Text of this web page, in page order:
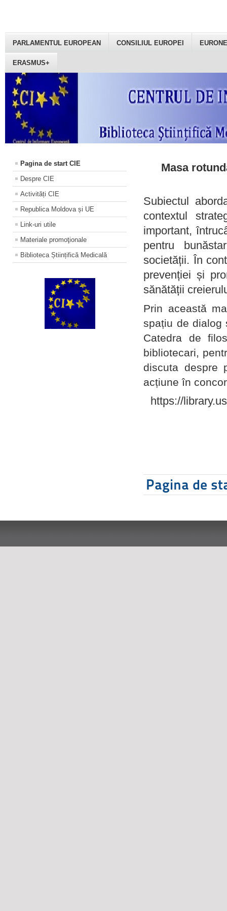
PARLAMENTUL EUROPEAN CONSILIUL EUROPEI
ERASMUS+
Pagina de start CIE
Despre CIE
Activități CIE
Republica Moldova și UE
Link-uri utile
Materiale promoţionale
Biblioteca Științifică Medicală
Masa
Subiectul
contextul
important,
pentru
societății. În
prevenției și
sănătății
Prin această
spațiu de dialog
Catedra de
bibliotecari,
discuta despre
acțiune în
https://
Pagina de